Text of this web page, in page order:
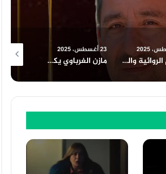
الأفلام الروائية والتسجيلية الطويلة المشاركة في المسابقة الرسمية لمهرجان الامل السينمائي الدولي٢٠٢٢
23 أغسطس، 2025
مازن الغرباوي يكشف عن قوام اللجنة العليا لمهرجان شرم الشيخ الدولي للمسرح الشبابي
23 أغسطس، 2025